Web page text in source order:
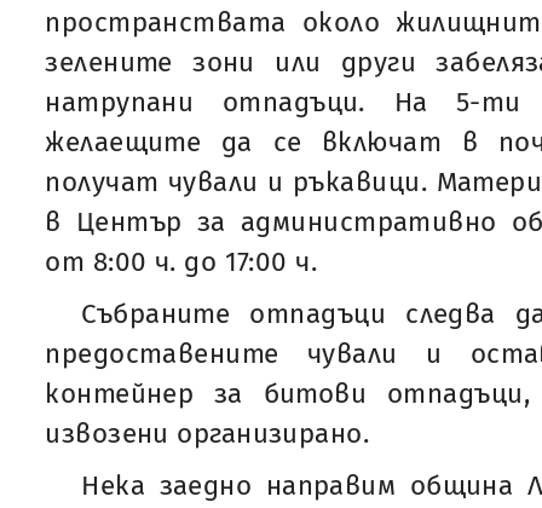
пространствата около
зелените зони или други
натрупани отпадъци. На 5-
желаещите да се включат в
получат чували и ръкавици.
в Център за административно
от 8:00 ч. до 17:00 ч.
Събраните отпадъци следва
предоставените чували и
контейнер за битови
извозени организирано.
Нека заедно направим община